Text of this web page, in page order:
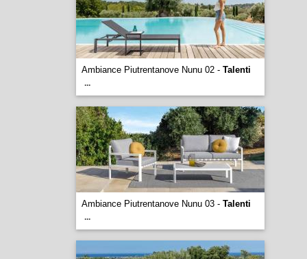
Ambiance Piutrentanove Nunu 02 - Talenti
...
Ambiance Piutrentanove Nunu 03 - Talenti
...